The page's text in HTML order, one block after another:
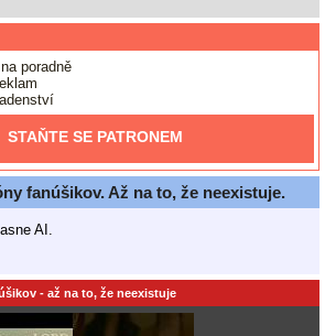
poradně
STAŇTE SE PATRONEM
fanúšikov. Až na to, že neexistuje.
AI.
- až na to, že neexistuje